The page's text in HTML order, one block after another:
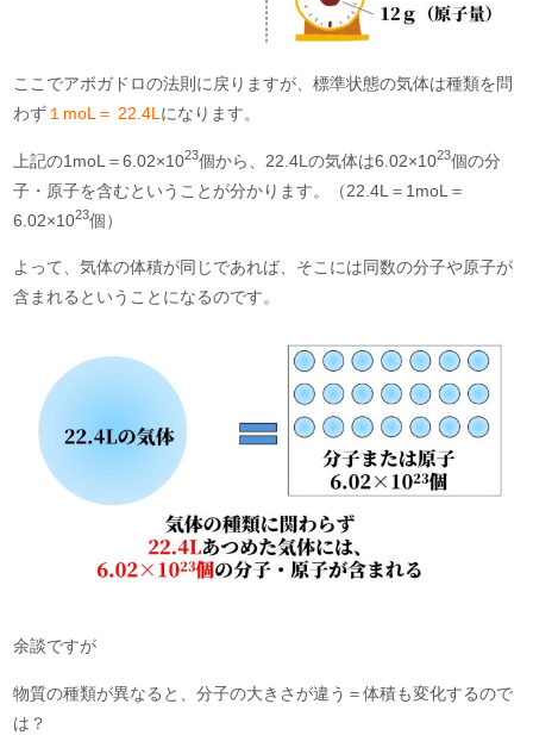
ここでアボガドロの法則に戻りますが、標準状態の気体は種類を問
わず１moL＝ 22.4L になります。
上記の1moL＝6.02×1023個から、22.4Lの気体は6.02×1023個の分
子・原子を含むということが分かります。（22.4L＝1moL＝
6.02×1023個）
よって、気体の体積が同じであれば、そこには同数の分子や原子が
含まれるということになるのです。
余談ですが
物質の種類が異なると、分子の大きさが違う＝体積も変化するので
は？